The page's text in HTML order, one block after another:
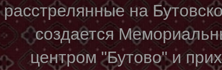
расстрелянные на
создается
центром "Бутово" и